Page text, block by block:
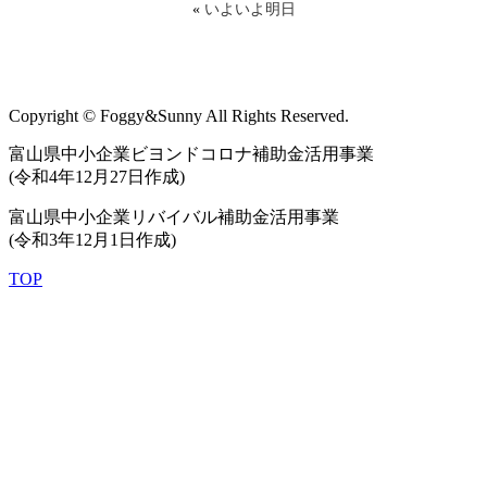
« いよいよ明日
Copyright © Foggy&Sunny All Rights Reserved.
富山県中小企業ビヨンドコロナ補助金活用事業
(令和4年12月27日作成)
富山県中小企業リバイバル補助金活用事業
(令和3年12月1日作成)
TOP